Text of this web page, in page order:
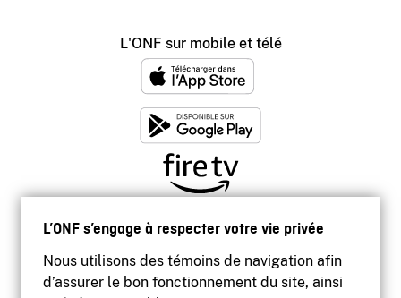
L’ONF s’engage à respecter votre vie privée
Nous utilisons des témoins de navigation afin
d’assurer le bon fonctionnement du site, ainsi
L'ONF sur mobile et télé